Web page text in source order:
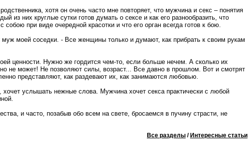
хотя он очень часто мне повторяет, что мужчина и секс – понятия
из них круглые сутки готов думать о сексе и как его разнообразить, что
при виде очередной красотки и что его орган всегда готов к бою.
моей соседки. - Все женщины только и думают, как прибрать к своим рукам
ценности. Нужно же гордится чем-то, если больше нечем. А сколько их
но не может! Не позволяют силы, возраст... Все давно в прошлом. Вот и смотрят
представляют, как раздевают их, как занимаются любовью.
услышать нежные слова. Мужчина хочет секса практически с любой
и часто, позабыв обо всем на свете, бросаемся в пучину страсти, не
Все разделы / Интересные статьи